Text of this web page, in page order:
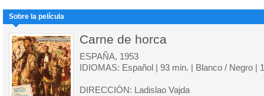
Sobre la película
Carne de horca
ESPAÑA, 1953
IDIOMAS: Español | 93 min. | Blanco / Negro |
DIRECCIÓN: Ladislao Vajda